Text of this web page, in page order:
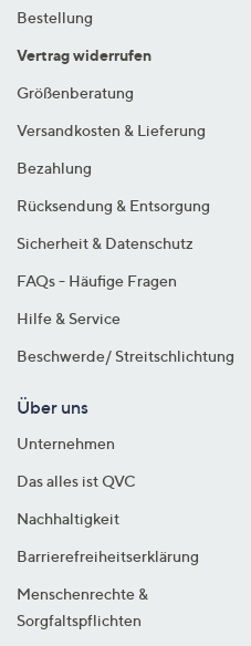
Bestellung
Vertrag widerrufen
Größenberatung
Versandkosten & Lieferung
Bezahlung
Rücksendung & Entsorgung
Sicherheit & Datenschutz
FAQs - Häufige Fragen
Hilfe & Service
Beschwerde/ Streitschlichtung
Über uns
Unternehmen
Das alles ist QVC
Nachhaltigkeit
Barrierefreiheitserklärung
Menschenrechte &
Sorgfaltspflichten